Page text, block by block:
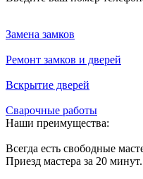
Замена замков
Ремонт замков и дверей
Вскрытие дверей
Сварочные работы
Наши преимущества:
Всегда есть свободные
Приезд мастера за 20 минут.